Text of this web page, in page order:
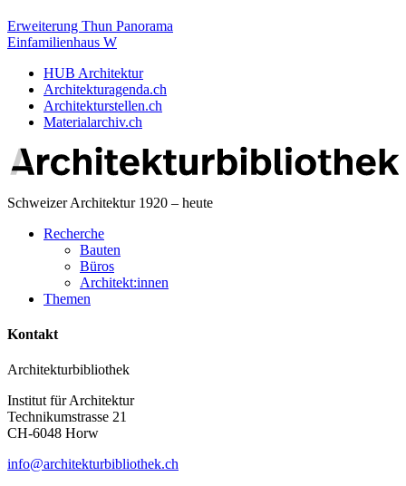
Erweiterung Thun Panorama
Einfamilienhaus W
HUB Architektur
Architekturagenda.ch
Architekturstellen.ch
Materialarchiv.ch
Schweizer Architektur 1920 – heute
Recherche
Bauten
Büros
Architekt:innen
Themen
Kontakt
Architekturbibliothek
Institut für Architektur
Technikumstrasse 21
CH-6048 Horw
info@architekturbibliothek.ch